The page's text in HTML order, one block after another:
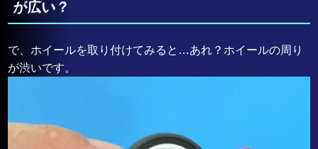
が広い？
で、ホイールを取り付けてみると…あれ？ホイールの周り
が渋いです。